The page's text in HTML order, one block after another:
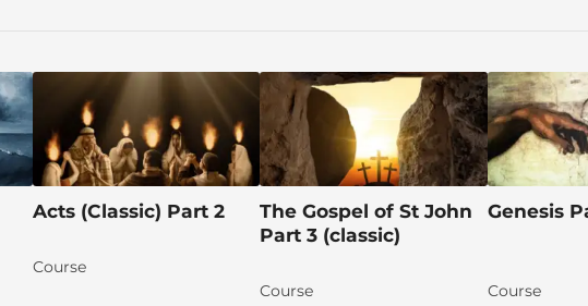
Acts (Classic) Part 2
Course
The Gospel of St John
Part 3 (classic)
Course
Genesis
Course